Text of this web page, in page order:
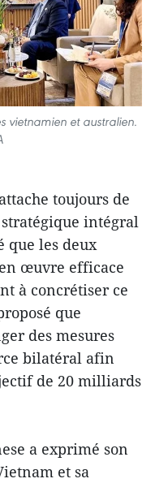
vietnamien et australien.
toujours de
intégral
que les deux
œuvre efficace
à concrétiser ce
que
des mesures
bilatéral afin
de 20 milliards
a exprimé son
et sa